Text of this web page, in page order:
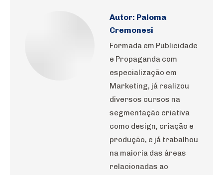
Autor: Paloma
Cremonesi
Formada em Publicidade
e Propaganda com
especialização em
Marketing, já realizou
diversos cursos na
segmentação criativa
como design, criação e
produção, e já trabalhou
na maioria das áreas
relacionadas ao